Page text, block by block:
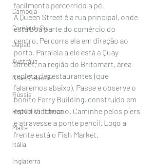
Camboja
Coréia do Sul
Japão
Austrália
Nova Zelândia
Rússia
República Tcheca
Malta
Itália
Inglaterra
facilmente percorrido a pé.
A Queen Street é a rua principal, onde
está boa parte do comércio do
centro. Percorra ela em direção ao
porto. Paralela a ele está a Quay
Street, na região do Britomart, área
repleta de restaurantes (que
falaremos abaixo). Passe e observe o
bonito Ferry Building, construído em
estilo Victoriano. Caminhe pelos píers
e atravesse a ponte pencil. Logo a
frente está o Fish Market.